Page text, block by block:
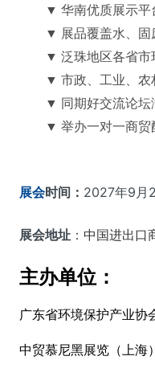
▼ 华南优质展示平
▼ 展品覆盖水、固
▼ 泛珠地区各省市
▼ 市政、工业、农
▼ 同期好交流论坛
▼ 举办一对一商贸
展会时间： 2027年9月
展会地址 ： 中国进出口
主办单位：
广东省环境保护产业协
中贸慕尼黑展览（上海